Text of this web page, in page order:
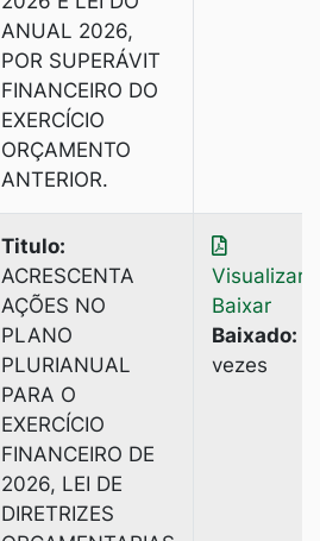
ANUAL 2026,
POR SUPERÁVIT
FINANCEIRO DO
EXERCÍCIO
ORÇAMENTO
ANTERIOR.
Titulo:
ACRESCENTA
AÇÕES NO
PLANO
PLURIANUAL
PARA Ο
EXERCÍCIO
FINANCEIRO DE
2026, LEI DE
DIRETRIZES
Visualizar
Baixar
Baixado:
vezes